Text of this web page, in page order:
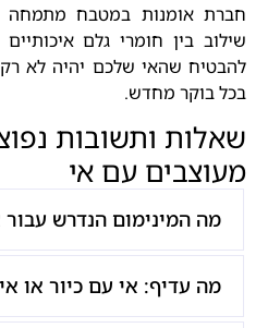
חברת אומנות במטבח מתמחה
שילוב בין חומרי גלם
להבטיח שהאי שלכם יהיה לא
בכל בוקר מחדש.
שאלות ותשובות
מעוצבים עם אי
מה המינימום הנדרש
מה עדיף: אי עם כיור או